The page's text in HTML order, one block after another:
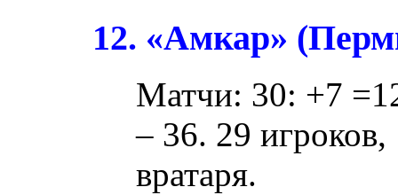
12. «Амкар»
Матчи: 30: +7
– 36. 29
вратаря.